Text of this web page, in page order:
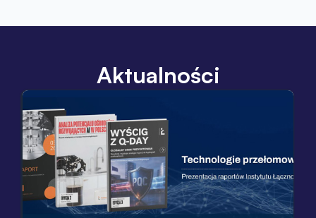
Aktualności